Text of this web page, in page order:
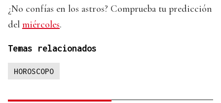
¿No confías en los astros? Comprueba tu predicción
del miércoles.
Temas relacionados
HOROSCOPO